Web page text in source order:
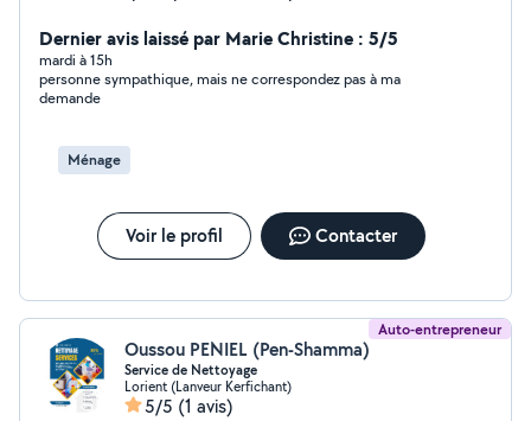
je m'adapte. Je peux intervenir à domicile, dans des
bureaux, location saisonnière ou locaux professionnels.
N'hésitez pas à me contacter pour plus d'informations
ou convenir d'un premier rendez-vous.
Dernier avis laissé par Marie Christine : 5/5
mardi à 15h
personne sympathique, mais ne correspondez pas à ma
demande
Ménage
Voir le profil Contacter
Auto-entrepreneur
Oussou PENIEL (Pen-Shamma)
Service de Nettoyage
Lorient (Lanveur Kerfichant)
5/5 (1 avis)